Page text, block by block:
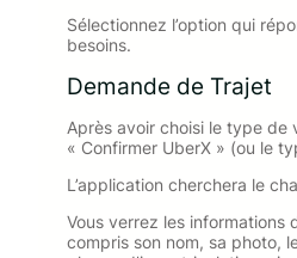
Sélectionnez l’option qui
besoins.
Demande de Trajet
Après avoir choisi le type de
« Confirmer UberX » (ou le
L’application cherchera le
Vous verrez les informations
compris son nom, sa photo,